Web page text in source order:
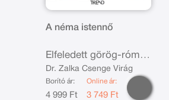
A néma istennő
Elfeledett görög-római
mítoszok
Dr. Zalka Csenge Virág
Borító ár:
4 999 Ft
Online ár:
3 749 Ft